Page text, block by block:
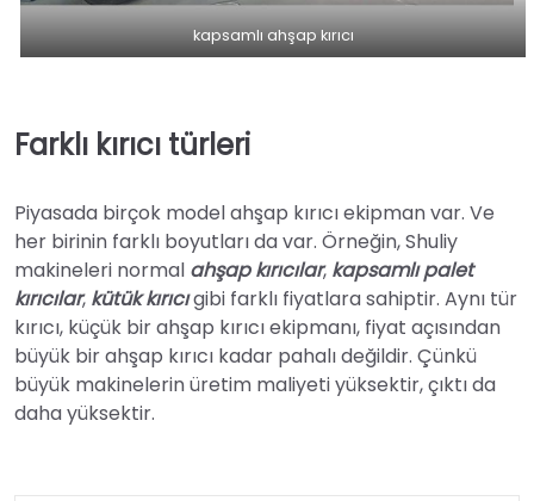
kapsamlı ahşap kırıcı
Farklı kırıcı türleri
Piyasada birçok model ahşap kırıcı ekipman var. Ve
her birinin farklı boyutları da var. Örneğin, Shuliy
makineleri normal ahşap kırıcılar, kapsamlı palet
kırıcılar, kütük kırıcıgibi farklı fiyatlara sahiptir. Aynı tür
kırıcı, küçük bir ahşap kırıcı ekipmanı, fiyat açısından
büyük bir ahşap kırıcı kadar pahalı değildir. Çünkü
büyük makinelerin üretim maliyeti yüksektir, çıktı da
daha yüksektir.